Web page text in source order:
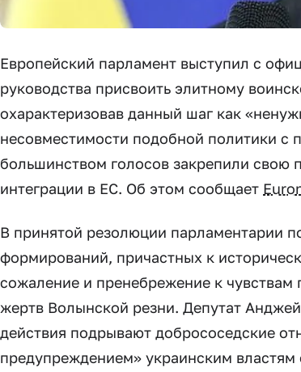
Европейский парламент выступил с
руководства присвоить элитному
охарактеризовав данный шаг как
несовместимости подобной политики с
большинством голосов закрепили свою
интеграции в ЕС. Об этом сообщает
В принятой резолюции парламентарии
формирований, причастных к
сожаление и пренебрежение к чувствам
жертв Волынской резни. Депутат
действия подрывают добрососедские
предупреждением» украинским